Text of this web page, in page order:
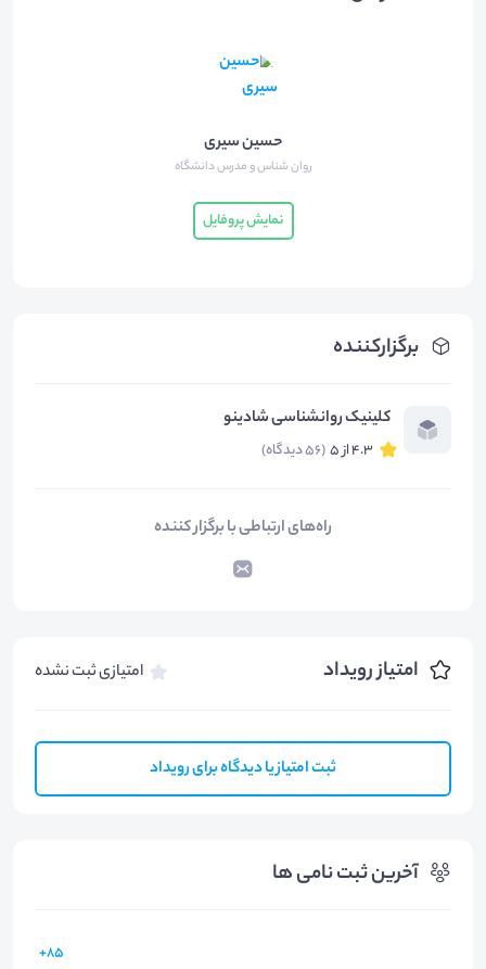
برگزارکننده
کلینیک روانشناسی شادینو
4.3 از 5 (56 دیدگاه)
راه‌های ارتباطی با برگزار کننده
امتیاز رویداد امتیازی ثبت نشده
ثبت امتیاز یا دیدگاه برای رویداد
آخرین ثبت نامی ها
85+
حسین سیری
روان شناس و مدرس دانشگاه
نمایش پروفایل